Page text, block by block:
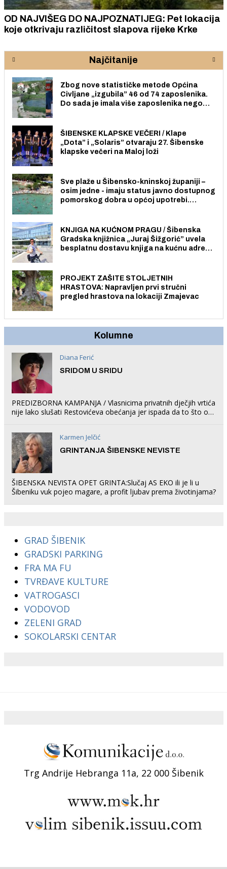
OD NAJVIŠEG DO NAJPOZNATIJEG: Pet lokacija
koje otkrivaju različitost slapova rijeke Krke
Najčitanije
Zbog nove statističke metode Općina
Civljane „izgubila” 46 od 74 zaposlenika.
Do sada je imala više zaposlenika nego
ŠIBENSKE KLAPSKE VEČERI / Klape
„Dota” i „Solaris” otvaraju 27. Šibenske
klapske večeri na Maloj loži
Sve plaže u Šibensko-kninskoj županiji –
osim jedne - imaju status javno dostupnog
pomorskog dobra u općoj upotrebi.
KNJIGA NA KUĆNOM PRAGU / Šibenska
Gradska knjižnica „Juraj Šižgorić” uvela
besplatnu dostavu knjiga na kućnu adresu
PROJEKT ZAŠITE STOLJETNIH
HRASTOVA: Napravljen prvi stručni
pregled hrastova na lokaciji Zmajevac
Kolumne
Diana Ferić
SRIDOM U SRIDU
PREDIZBORNA KAMPANJA / Vlasnicima privatnih dječjih vrtića
nije lako slušati Restovićeva obećanja jer ispada da to što oni
Karmen Jelčić
GRINTANJA ŠIBENSKE NEVISTE
ŠIBENSKA NEVISTA OPET GRINTA:Slučaj AS EKO ili je li u
Šibeniku vuk pojeo magare, a profit ljubav prema životinjama?
GRAD ŠIBENIK
GRADSKI PARKING
FRA MA FU
TVRĐAVE KULTURE
VATROGASCI
VODOVOD
ZELENI GRAD
SOKOLARSKI CENTAR
Trg Andrije Hebranga 11a, 22 000 Šibenik